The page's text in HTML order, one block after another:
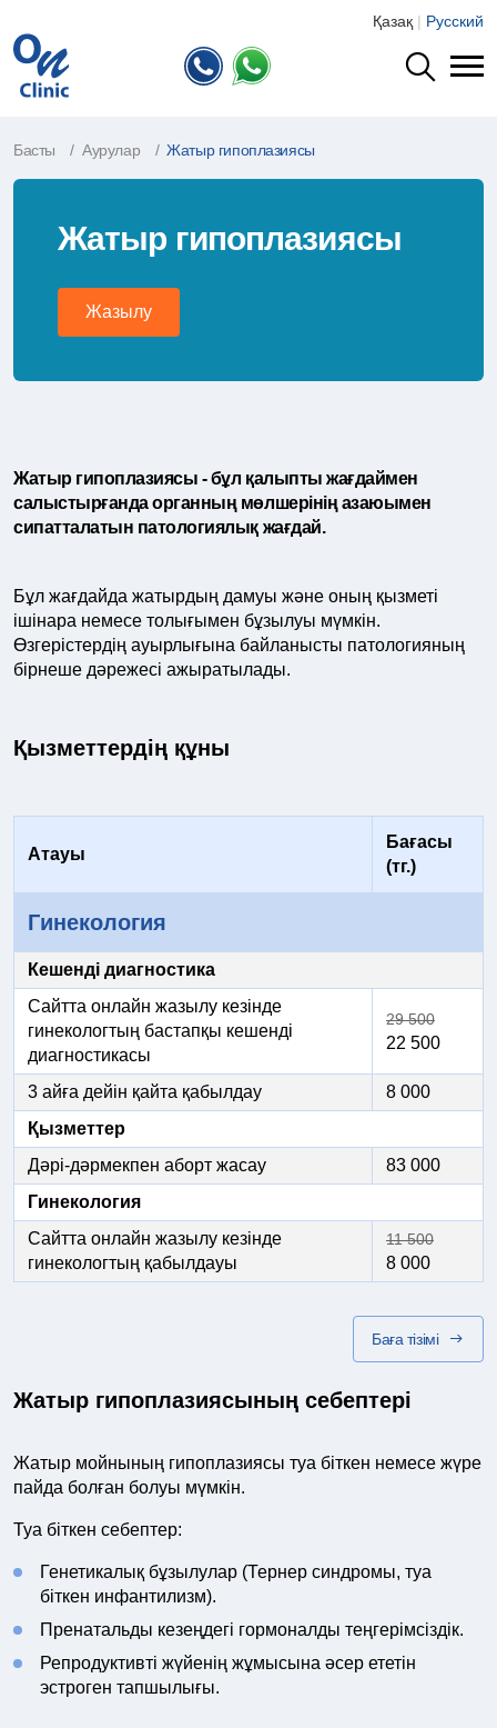
Қазақ | Русский
Басты Аурулар Жатыр гипоплазиясы
Жатыр гипоплазиясы
Жазылу
Жатыр гипоплазиясы - бұл қалыпты жағдаймен
салыстырғанда органның мөлшерінің азаюымен
сипатталатын патологиялық жағдай.
Бұл жағдайда жатырдың дамуы және оның қызметі
ішінара немесе толығымен бұзылуы мүмкін.
Өзгерістердің ауырлығына байланысты патологияның
бірнеше дәрежесі ажыратылады.
Қызметтердің құны
Атауы
Бағасы
(тг.)
Гинекология
Кешенді диагностика
Сайтта онлайн жазылу кезінде
гинекологтың бастапқы кешенді
диагностикасы
29 500
22 500
3 айға дейін қайта қабылдау
8 000
Қызметтер
Дәрі-дәрмекпен аборт жасау
83 000
Гинекология
Сайтта онлайн жазылу кезінде
гинекологтың қабылдауы
11 500
8 000
Баға тізімі
Жатыр гипоплазиясының себептері
Жатыр мойнының гипоплазиясы туа біткен немесе жүре
пайда болған болуы мүмкін.
Туа біткен себептер:
Генетикалық бұзылулар (Тернер синдромы, туа
біткен инфантилизм).
Пренатальды кезеңдегі гормоналды теңгерімсіздік.
Репродуктивті жүйенің жұмысына әсер ететін
эстроген тапшылығы.